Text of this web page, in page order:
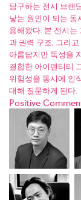
탐구하는 전시 브랜
낳는 원인이 되는 동
용해왔다. 본 전시는
과 권력 구조, 그리
아름답지만 독성을
결합한 아이덴티티
위험성을 동시에 인
대해 질문하게 된다.
Positive